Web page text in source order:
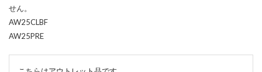
せん。
AW25CLBF
AW25PRE